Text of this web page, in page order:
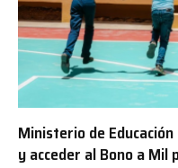
Ministerio de
y acceder al Bono a